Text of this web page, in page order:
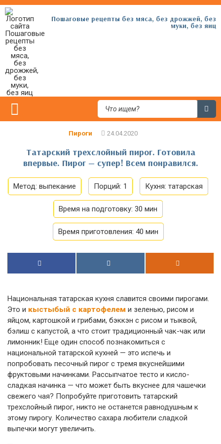
Пошаговые рецепты без мяса, без дрожжей, без
муки, без яиц
Пироги
Татарский трехслойный пирог. Готовила
впервые. Пирог — супер! Всем понравился.
Метод: выпекание Порций: 1 Кухня: татарская
Время на подготовку: 30 мин
Время приготовления: 40 мин
Национальная татарская кухня славится своими пирогами.
Это и кыстыбый с картофелем и зеленью, рисом и
яйцом, картошкой и грибами, бэккэн с рисом и тыквой,
бэлиш с капустой, а что стоит традиционный чак-чак или
лимонник! Еще один способ познакомиться с
национальной татарской кухней — это испечь и
попробовать песочный пирог с тремя вкуснейшими
фруктовыми начинками. Рассыпчатое тесто и кисло-
сладкая начинка — что может быть вкуснее для чашечки
свежего чая? Попробуйте приготовить татарский
трехслойный пирог, никто не останется равнодушным к
этому пирогу. Количество сахара любители сладкой
выпечки могут увеличить.